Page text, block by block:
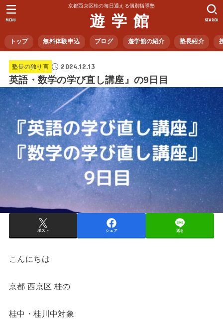
京都西京区桂の毎日通える個別指導塾
遊 学 館
トップ 無料体験申込 ブログ 遊学館の紹介 塾長紹介
SEARCH
MENU
塾長の独り言 2024.12.13
英語・数学の学び直し講座』の9日目
ポスト シェア 送る
こんにちは
京都 西京区 桂の
桂中・桂川中対象